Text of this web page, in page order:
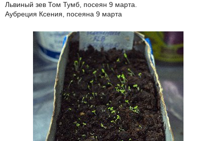
Львиный зев Том Тумб, посеян 9 марта.
Аубреция Ксения, посеяна 9 марта